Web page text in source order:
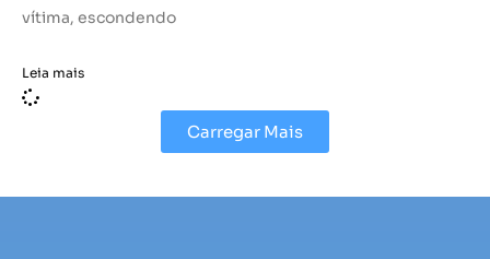
vítima, escondendo
Leia mais
Carregar Mais